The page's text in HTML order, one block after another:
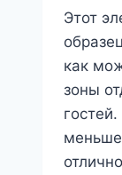
Этот
как
зоны